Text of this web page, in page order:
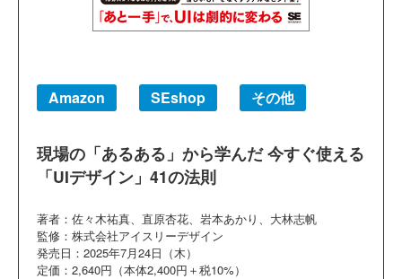
Amazon SEshop その他
現場の「あるある」から学んだ 今すぐ使える
「UIデザイン」41の法則
著者：佐々木祐真、直原杏花、岩本あかり、大林志帆
監修：株式会社アイスリーデザイン
発売日：2025年7月24日（木）
定価：2,640円（本体2,400円＋税10%）